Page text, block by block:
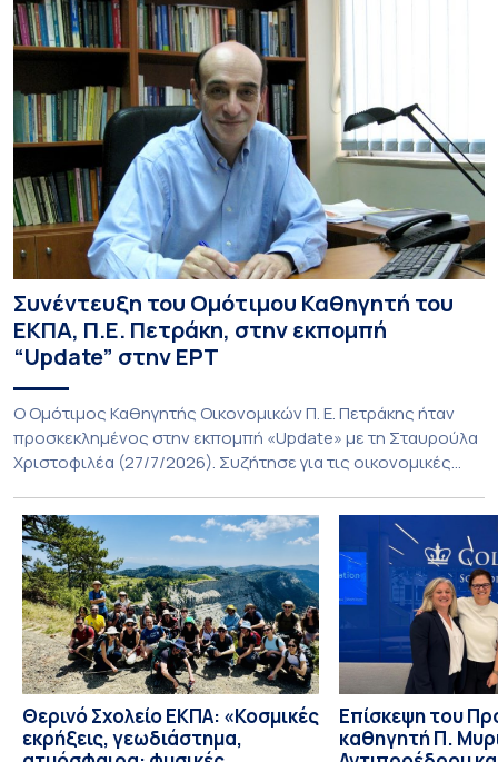
Συνέντευξη του Ομότιμου Καθηγητή του
ΕΚΠΑ, Π.Ε. Πετράκη, στην εκπομπή
“Update” στην ΕΡΤ
O Ομότιμος Καθηγητής Οικονομικών Π. Ε. Πετράκης ήταν
προσκεκλημένος στην εκπομπή «Update» με τη Σταυρούλα
Χριστοφιλέα (27/7/2026). Συζήτησε για τις οικονομικές
Ευρώπη από τις εξελίξεις στον πόλεμο ΗΠΑ – Ιράν, καθώς
και για τη διακύμανση των τιμών στα καύσιμα. Για να δείτε τη
συνέντευξη, πατήστε εδώ.
Θερινό Σχολείο ΕΚΠΑ: «Κοσμικές
εκρήξεις, γεωδιάστημα,
Eπίσκεψη του
καθηγητή Π.